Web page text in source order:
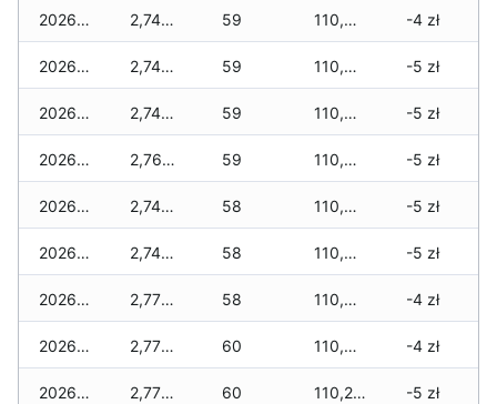
2026-03-12 2,745 zł 59 110,945 zł -4 zł
2026-03-11 2,745 zł 59 110,610 zł -5 zł
2026-03-10 2,745 zł 59 110,610 zł -5 zł
2026-03-09 2,760 zł 59 110,545 zł -5 zł
2026-03-08 2,745 zł 58 110,530 zł -5 zł
2026-03-07 2,745 zł 58 110,515 zł -5 zł
2026-03-06 2,775 zł 58 110,370 zł -4 zł
2026-03-05 2,775 zł 60 110,340 zł -4 zł
2026-03-04 2,775 zł 60 110,215 zł -5 zł